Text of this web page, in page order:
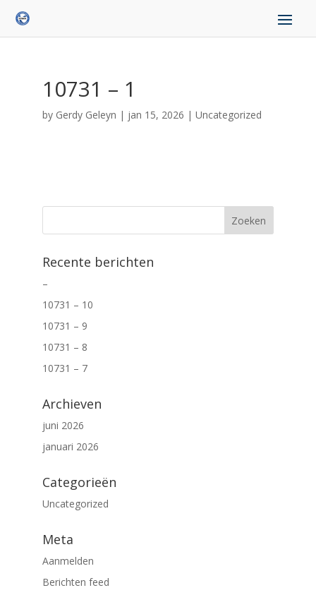
10731 – 1
by Gerdy Geleyn | jan 15, 2026 | Uncategorized
Recente berichten
–
10731 – 10
10731 – 9
10731 – 8
10731 – 7
Archieven
juni 2026
januari 2026
Categorieën
Uncategorized
Meta
Aanmelden
Berichten feed